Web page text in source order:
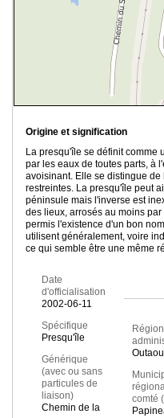
Origine et signification
La presqu'île se définit comme
par les eaux de toutes parts, à
avoisinant. Elle se distingue
restreintes. La presqu'île peut
péninsule mais l'inverse est
des lieux, arrosés au moins
permis l'existence d'un bon
utilisent généralement, voire
ce qui semble être une même
Date
d'officialisation
2002-06-11
Spécifique
Presqu'île
Générique
(avec ou sans
particules de
liaison)
Chemin de la
Région
comté